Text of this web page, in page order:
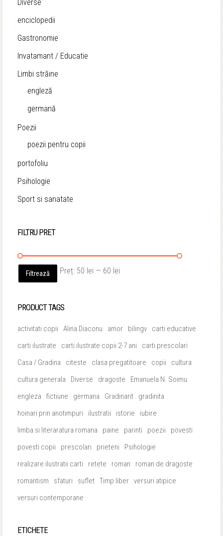
Diverse
enciclopedii
Gastronomie
Invatamant / Educatie
Limbi străine
engleză
germană
Poezii
poezii pentru copii
portofoliu
Psihologie
Sport si sanatate
FILTRU PRET
Preț
Preț
Filtrează Preț: 50 lei — 60 lei
PRODUCT TAGS
activitati copii Alina Diaconu amor bilingv
carti educative
carti ilustrate
carti ilustrate copii 2-7 ani
carti prescolari
Casa / Gradina
citeste clasa pregatitoare copii
cultura
cultura generala
Diverse dragoste
Emanuela N. Soimu
engleza
fictiune germana Gradinarit
gradinita
hoinari prin anotimpuri
ilustratii istorie
iubire
limba si literaratura romana
paine parinti poezii
povesti
povesti copii
prescolari prieteni
Psihologie
realizare ilustratii carti
retete roman
roman de dragoste
romantism
sfaturi suflet Timp liber versuri atipice
versuri contemporane
ETICHETE